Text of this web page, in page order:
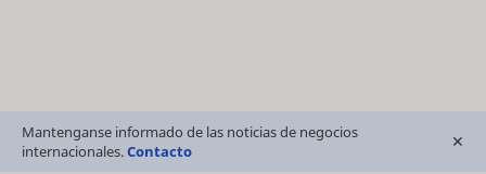
Mantenganse informado de las noticias de negocios
internacionales.Contacto